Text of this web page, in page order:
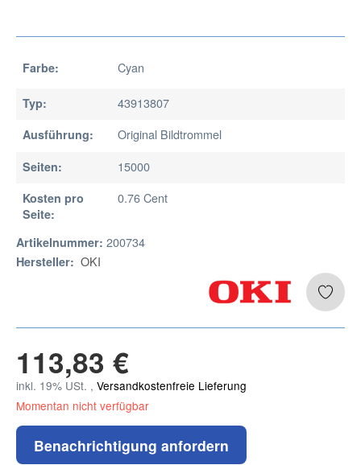
Farbe: Cyan
Typ: 43913807
Ausführung: Original Bildtrommel
Seiten: 15000
Kosten pro
Seite:
0.76 Cent
Artikelnummer: 200734
Hersteller: OKI
113,83 €
inkl. 19% USt. , Versandkostenfreie Lieferung
Momentan nicht verfügbar
Benachrichtigung anfordern